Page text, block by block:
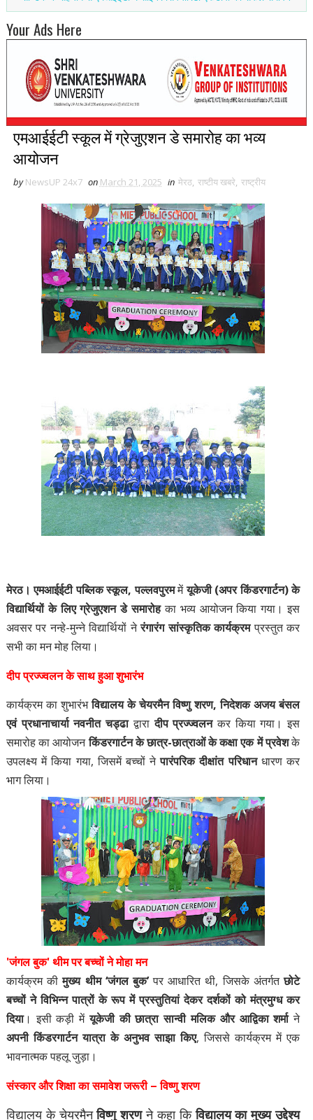
Your Ads Here
एमआईईटी स्कूल में ग्रेजुएशन डे समारोह का भव्य
आयोजन
by NewsUP 24x7 on March 21, 2025 in मेरठ, राष्टीय खबरे, राष्ट्रीय
मेरठ। एमआईईटी पब्लिक स्कूल, पल्लवपुरममेंयूकेजी (अपर किंडरगार्टन) के
विद्यार्थियों के लिए ग्रेजुएशन डे समारोहका भव्य आयोजन किया गया। इस
अवसर पर नन्हे-मुन्ने विद्यार्थियों नेरंगारंग सांस्कृतिक कार्यक्रमप्रस्तुत कर
सभी का मन मोह लिया।
दीप प्रज्ज्वलन के साथ हुआ शुभारंभ
कार्यक्रम का शुभारंभविद्यालय के चेयरमैन विष्णु शरण, निदेशक अजय बंसल
एवं प्रधानाचार्या नवनीत चड्ढाद्वारादीप प्रज्ज्वलनकर किया गया। इस
समारोह का आयोजनकिंडरगार्टन के छात्र-छात्राओं के कक्षा एक में प्रवेशके
उपलक्ष्य में किया गया, जिसमें बच्चों नेपारंपरिक दीक्षांत परिधानधारण कर
भाग लिया।
'जंगल बुक' थीम पर बच्चों ने मोहा मन
कार्यक्रम कीमुख्य थीम ‘जंगल बुक’पर आधारित थी, जिसके अंतर्गतछोटे
बच्चों ने विभिन्न पात्रों के रूप में प्रस्तुतियां देकर दर्शकों को मंत्रमुग्ध कर
दिया। इसी कड़ी मेंयूकेजी की छात्रा सान्वी मलिक और आद्विका शर्माने
अपनी किंडरगार्टन यात्रा के अनुभव साझा किए, जिससे कार्यक्रम में एक
भावनात्मक पहलू जुड़ा।
संस्कार और शिक्षा का समावेश जरूरी – विष्णु शरण
विद्यालय के चेयरमैनविष्णु शरणने कहा किविद्यालय का मुख्य उद्देश्य